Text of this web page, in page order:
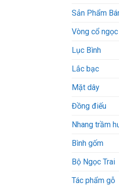
Sản Phẩm
Vòng cổ
Lục Bình
Lắc bạc
Mặt dây
Đồng điếu
Nhang trầm
Bình gốm
Bộ Ngọc Trai
Tác phẩm gỗ